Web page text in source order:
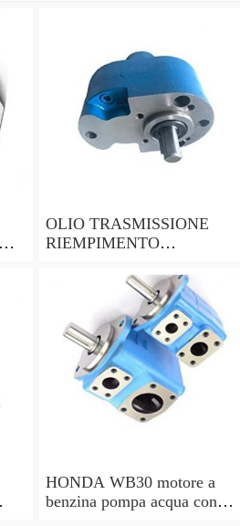
OLIO TRASMISSIONE
RIEMPIMENTO
pompa a mano 7 LITRI e
15 ADATTATORI DSG
HONDA WB30 motore a
benzina pompa acqua con